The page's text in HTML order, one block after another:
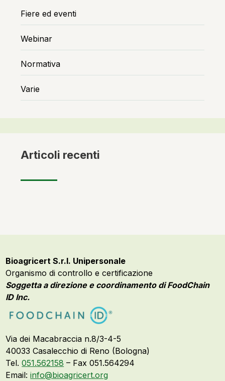
Fiere ed eventi
Webinar
Normativa
Varie
Articoli recenti
Bioagricert S.r.l. Unipersonale
Organismo di controllo e certificazione
Soggetta a direzione e coordinamento di FoodChain
ID Inc.
Via dei Macabraccia n.8/3-4-5
40033 Casalecchio di Reno (Bologna)
Tel.051.562158 – Fax 051.564294
Email:info@bioagricert.org